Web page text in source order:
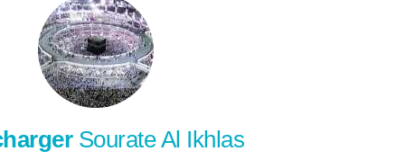
Sourate Al Ikhlas